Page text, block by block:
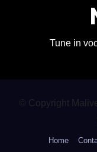
Tune in
© Copyright
Home